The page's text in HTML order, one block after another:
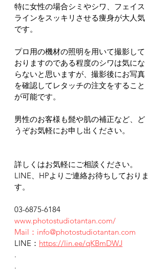
特に女性の場合シミやシワ、フェイス
ラインをスッキリさせる痩身が大人気
です。
プロ用の機材の照明を用いて撮影して
おりますのである程度のシワは気にな
らないと思いますが、撮影後にお写真
を確認してレタッチの注文をすること
が可能です。
男性のお客様も髭や肌の補正など、ど
うぞお気軽にお申し出ください。
詳しくはお気軽にご相談ください。
LINE、HPよりご連絡お待ちしておりま
す。
03-6875-6184
www.photostudiotantan.com/
Mail：info@photostudiotantan.com
LINE： https://lin.ee/qKBmDWJ
.
.